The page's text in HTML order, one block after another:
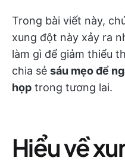
Trong bài viết này,
xung đột này xảy ra
làm gì để giảm thiểu
chia sẻ sáu mẹo để
họp trong tương lai.
Hiểu về